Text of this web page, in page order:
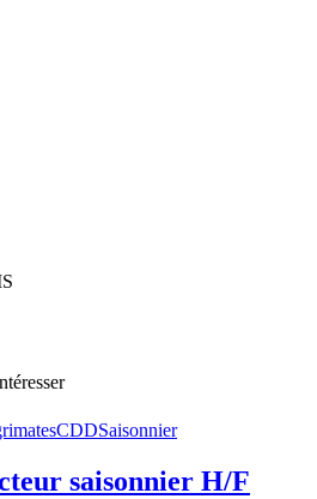
CDDSaisonnier
saisonnier H/F